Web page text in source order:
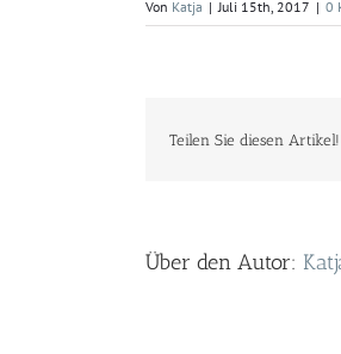
Von Katja | Juli 15th, 2017 | 0
Teilen Sie diesen Artikel!
Über den Autor: